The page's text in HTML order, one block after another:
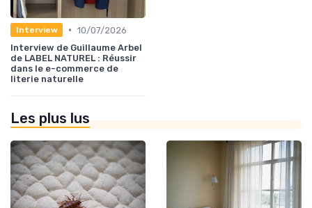
Interview • 10/07/2026
Interview de Guillaume Arbel
de LABEL NATUREL : Réussir
dans le e-commerce de
literie naturelle
Les plus lus